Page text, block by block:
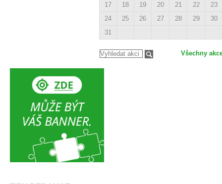
17
18 19 20 21 22
23
24
25 26 27 28 29
30
31
Všechny